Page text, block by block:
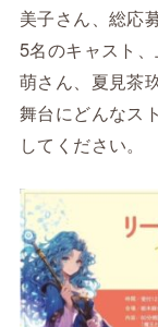
美子さん、総応
5名のキャスト
萌さん、夏見茶
舞台にどんなス
してください。